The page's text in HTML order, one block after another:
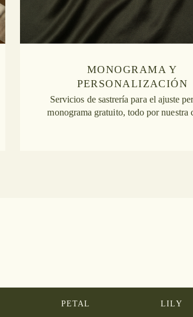
MONOGRAMA Y
PERSONALIZACIÓN
Servicios de sastrería para el ajuste
monograma gratuito, todo por nuestra
PETAL LILY